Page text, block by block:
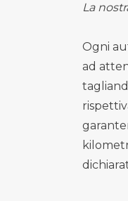
La
Ogni
ad